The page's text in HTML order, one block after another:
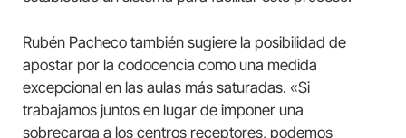
Rubén Pacheco también sugiere la posibilidad de
apostar por la codocencia como una medida
excepcional en las aulas más saturadas. «Si
trabajamos juntos en lugar de imponer una
sobrecarga a los centros receptores, podemos